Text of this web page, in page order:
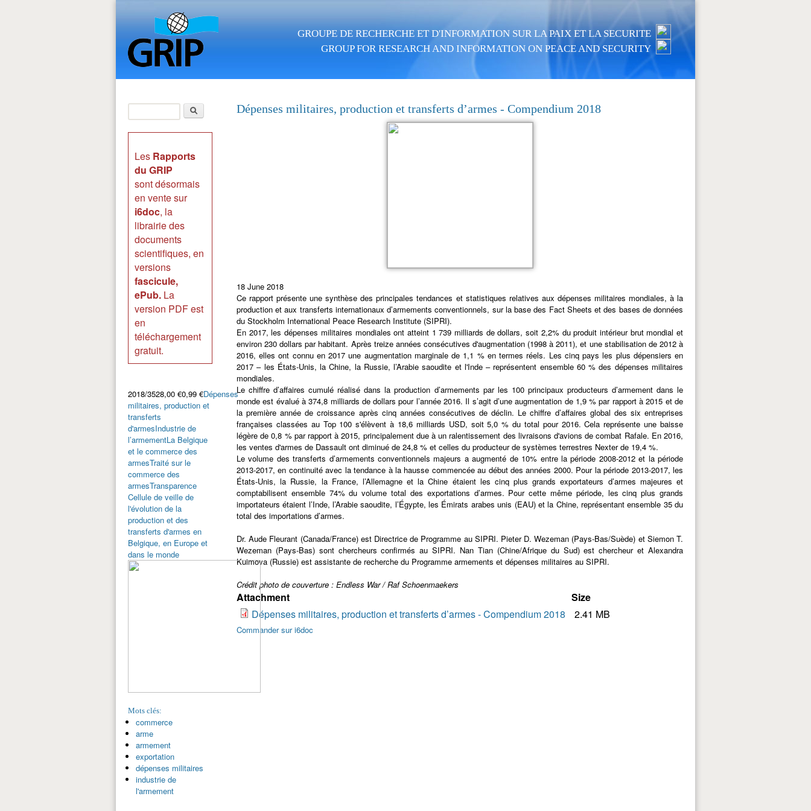
GROUPE DE RECHERCHE ET D'INFORMATION SUR LA PAIX ET LA SECURITE
GROUP FOR RESEARCH AND INFORMATION ON PEACE AND SECURITY
Dépenses militaires, production et transferts d’armes - Compendium 2018
18 June 2018
Ce rapport présente une synthèse des principales tendances et statistiques relatives aux dépenses militaires mondiales, à la
production et aux transferts internationaux d’armements conventionnels, sur la base des Fact Sheets et des bases de données
du Stockholm International Peace Research Institute (SIPRI).
En 2017, les dépenses militaires mondiales ont atteint 1 739 milliards de dollars, soit 2,2% du produit intérieur brut mondial et
environ 230 dollars par habitant. Après treize années consécutives d'augmentation (1998 à 2011), et une stabilisation de 2012 à
2016, elles ont connu en 2017 une augmentation marginale de 1,1 % en termes réels. Les cinq pays les plus dépensiers en
2017 – les États-Unis, la Chine, la Russie, l’Arabie saoudite et l'Inde – représentent ensemble 60 % des dépenses militaires
mondiales.
Le chiffre d’affaires cumulé réalisé dans la production d’armements par les 100 principaux producteurs d’armement dans le
monde est évalué à 374,8 milliards de dollars pour l’année 2016. Il s’agit d’une augmentation de 1,9 % par rapport à 2015 et de
la première année de croissance après cinq années consécutives de déclin. Le chiffre d’affaires global des six entreprises
françaises classées au Top 100 s'élèvent à 18,6 milliards USD, soit 5,0 % du total pour 2016. Cela représente une baisse
légère de 0,8 % par rapport à 2015, principalement due à un ralentissement des livraisons d'avions de combat Rafale. En 2016,
les ventes d'armes de Dassault ont diminué de 24,8 % et celles du producteur de systèmes terrestres Nexter de 19,4 %.
Le volume des transferts d’armements conventionnels majeurs a augmenté de 10% entre la période 2008-2012 et la période
2013-2017, en continuité avec la tendance à la hausse commencée au début des années 2000. Pour la période 2013-2017, les
États-Unis, la Russie, la France, l’Allemagne et la Chine étaient les cinq plus grands exportateurs d’armes majeures et
comptabilisent ensemble 74% du volume total des exportations d’armes. Pour cette même période, les cinq plus grands
importateurs étaient l’Inde, l’Arabie saoudite, l’Égypte, les Émirats arabes unis (EAU) et la Chine, représentant ensemble 35 du
total des importations d’armes.
Dr. Aude Fleurant (Canada/France) est Directrice de Programme au SIPRI. Pieter D. Wezeman (Pays-Bas/Suède) et Siemon T.
Wezeman (Pays-Bas) sont chercheurs confirmés au SIPRI. Nan Tian (Chine/Afrique du Sud) est chercheur et Alexandra
Kuimova (Russie) est assistante de recherche du Programme armements et dépenses militaires au SIPRI.
Crédit photo de couverture : Endless War / Raf Schoenmaekers
Attachment
Size
Dépenses militaires, production et transferts d’armes - Compendium 2018
2.41 MB
Commander sur i6doc
Search form
Les Rapports
du GRIP
sont désormais
en vente sur
i6doc, la
librairie des
documents
scientifiques, en
versions
fascicule,
ePub. La
version PDF est
en
téléchargement
gratuit.
2018/3528,00 €0,99 €Dépenses
militaires, production et
transferts
d'armesIndustrie de
l’armementLa Belgique
et le commerce des
armesTraité sur le
commerce des
armesTransparence
Cellule de veille de
l'évolution de la
production et des
transferts d'armes en
Belgique, en Europe et
dans le monde
Mots clés:
commerce
arme
armement
exportation
dépenses militaires
industrie de
l'armement